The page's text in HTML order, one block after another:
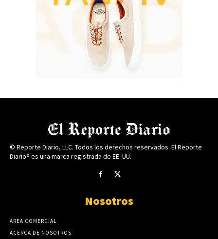
© Reporte Diario, LLC. Todos los derechos reservados. El Reporte
Diario® es una marca registrada de EE. UU.
Nosotros
AREA COMERCIAL
ACERCA DE NOSOTROS